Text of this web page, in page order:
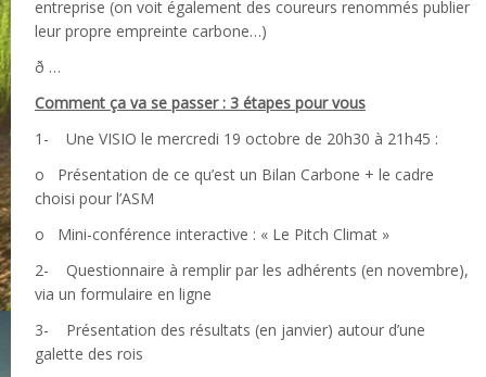
entreprise (on voit également des coureurs renommés publier
leur propre empreinte carbone…)
ð …
Comment ça va se passer : 3 étapes pour vous
1- Une VISIO le mercredi 19 octobre de 20h30 à 21h45 :
o Présentation de ce qu’est un Bilan Carbone + le cadre
choisi pour l’ASM
o Mini-conférence interactive : « Le Pitch Climat »
2- Questionnaire à remplir par les adhérents (en novembre),
via un formulaire en ligne
3- Présentation des résultats (en janvier) autour d’une
galette des rois